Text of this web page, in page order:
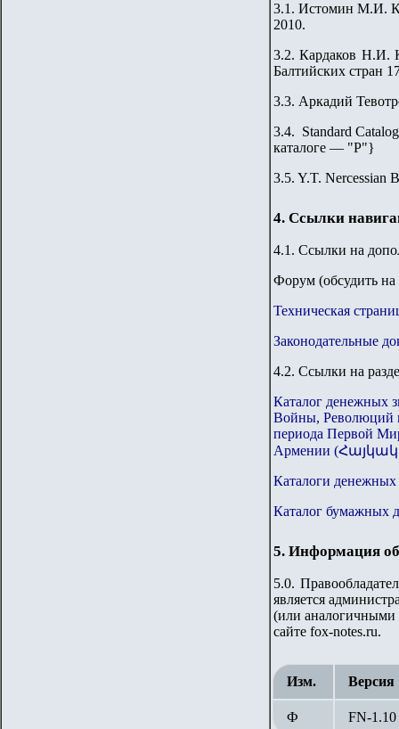
3.1. Истомин М.И.
2010.
3.2.Кардаков Н.И.
Балтийских стран
3.3. Аркадий
3.4. Standard
каталоге — "Р"}
3.5. Y.T. Nercessian
4. Ссылки
4.1. Ссылки на
Форум (обсудить на
Техническая
Законодательные
4.2. Ссылки на
Каталог денежных
Войны, Революций
периода Первой
Армении
Каталоги денежных
Каталог бумажных
5. Информация
5.0.
является
(или аналогичными
сайте fox-notes.ru.
Изм. Версия
Ф FN-1.10